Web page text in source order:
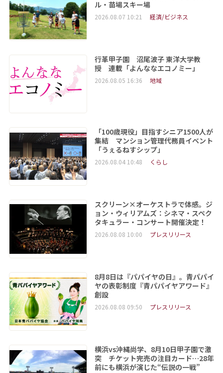
ル・苗場スキー場
2026.08.07 10:21 経済/ビジネス
行革甲子園 沼尾波子 東洋大学教
授 連載「よんななエコノミー」
2026.08.05 16:36 地域
「100歳現役」目指すシニア1500人が
集結 マンション管理代務員イベント
「うぇるねすシップ」
2026.08.04 10:48 くらし
スクリーン×オーケストラで体感。ジ
ョン・ウィリアムズ：シネマ・スペク
タキュラー・コンサート開催決定！
2026.08.08 10:00 プレスリリース
8月8日は『パパイヤの日』。青パパイ
ヤの表彰制度『青パパイヤアワード』
創設
2026.08.08 09:50 プレスリリース
横浜vs沖縄尚学、8月10日甲子園で激
突 チケット完売の注目カード…28年
前にも横浜が演じた“伝説の一戦”